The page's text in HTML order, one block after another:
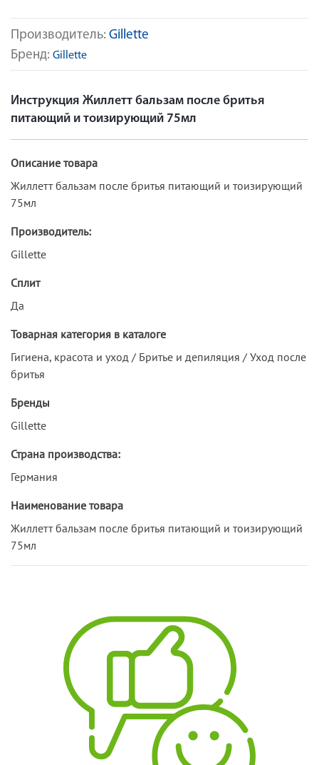
Производитель: Gillette
Бренд: Gillette
Инструкция Жиллетт бальзам после бритья
питающий и тоизирующий 75мл
Описание товара
Жиллетт бальзам после бритья питающий и тоизирующий
75мл
Производитель:
Gillette
Сплит
Да
Товарная категория в каталоге
Гигиена, красота и уход / Бритье и депиляция / Уход после
бритья
Бренды
Gillette
Страна производства:
Германия
Наименование товара
Жиллетт бальзам после бритья питающий и тоизирующий
75мл